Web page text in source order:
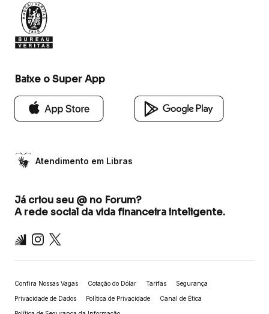
Baixe o Super App
Atendimento em Libras
Já criou seu @ no Forum?
A rede social da vida financeira inteligente.
Inter Instagram
X
Confira Nossas Vagas Cotação do Dólar Tarifas Segurança
Privacidade de Dados Política de Privacidade Canal de Ética